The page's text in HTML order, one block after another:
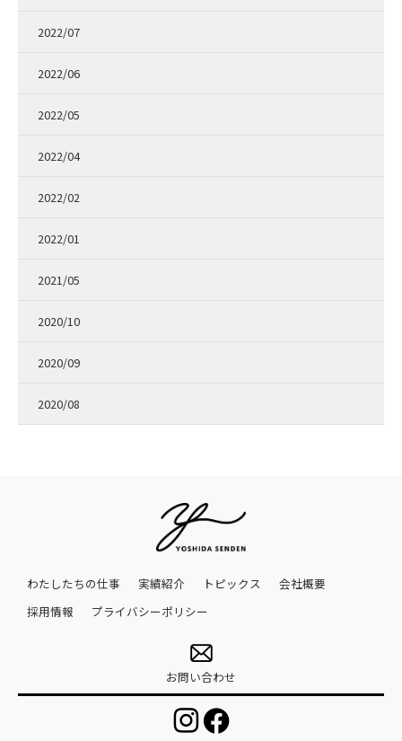
2022/07
2022/06
2022/05
2022/04
2022/02
2022/01
2021/05
2020/10
2020/09
2020/08
わたしたちの仕事 実績紹介 トピックス
会社概要
採用情報
プライバシーポリシー
お問い合わせ